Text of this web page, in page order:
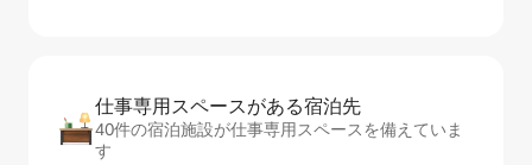
仕事専用ス⁠ペ⁠ー⁠スがあ⁠る宿⁠泊⁠先
40件の宿泊施設が仕事専用スペースを備えていま
す